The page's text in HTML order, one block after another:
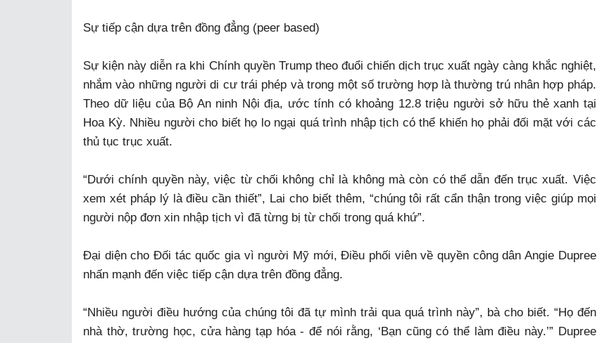
Sự tiếp cận dựa trên đồng đẳng (peer based)
Sự kiện này diễn ra khi Chính quyền Trump theo đuổi chiến dịch trục xuất ngày càng khắc nghiệt,
nhắm vào những người di cư trái phép và trong một số trường hợp là thường trú nhân hợp pháp.
Theo dữ liệu của Bộ An ninh Nội địa, ước tính có khoảng 12.8 triệu người sở hữu thẻ xanh tại
Hoa Kỳ. Nhiều người cho biết họ lo ngại quá trình nhập tịch có thể khiến họ phải đối mặt với các
thủ tục trục xuất.
“Dưới chính quyền này, việc từ chối không chỉ là không mà còn có thể dẫn đến trục xuất. Việc
xem xét pháp lý là điều cần thiết”, Lai cho biết thêm, “chúng tôi rất cẩn thận trong việc giúp mọi
người nộp đơn xin nhập tịch vì đã từng bị từ chối trong quá khứ”.
Đại diện cho Đối tác quốc gia vì người Mỹ mới, Điều phối viên về quyền công dân Angie Dupree
nhấn mạnh đến việc tiếp cận dựa trên đồng đẳng.
“Nhiều người điều hướng của chúng tôi đã tự mình trải qua quá trình này”, bà cho biết. “Họ đến
nhà thờ, trường học, cửa hàng tạp hóa - để nói rằng, ‘Bạn cũng có thể làm điều này.’” Dupree